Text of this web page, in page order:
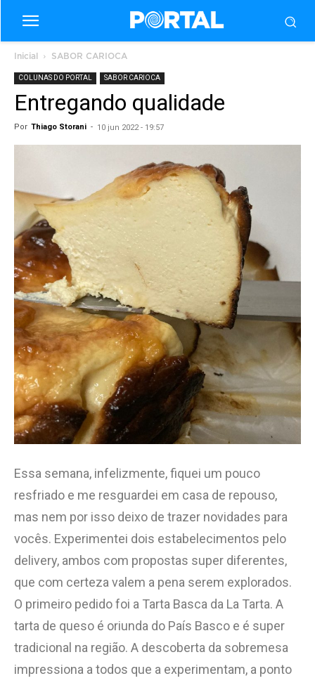
Inicial SABOR CARIOCA
COLUNAS DO PORTAL SABOR CARIOCA
Entregando qualidade
Por Thiago Storani - 10 jun 2022 - 19:57
Essa semana, infelizmente, fiquei um pouco
resfriado e me resguardei em casa de repouso,
mas nem por isso deixo de trazer novidades para
vocês. Experimentei dois estabelecimentos pelo
delivery, ambos com propostas super diferentes,
que com certeza valem a pena serem explorados.
O primeiro pedido foi a Tarta Basca da La Tarta. A
tarta de queso é oriunda do País Basco e é super
tradicional na região. A descoberta da sobremesa
impressiona a todos que a experimentam, a ponto